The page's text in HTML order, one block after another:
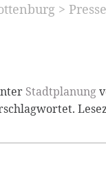
>
Stadtplanung